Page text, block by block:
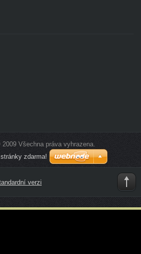
Všechna práva vyhrazena.
zdarma!
verzi